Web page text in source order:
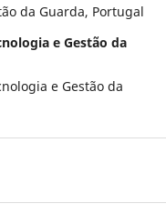
da Guarda, Portugal
e Gestão da
e Gestão da